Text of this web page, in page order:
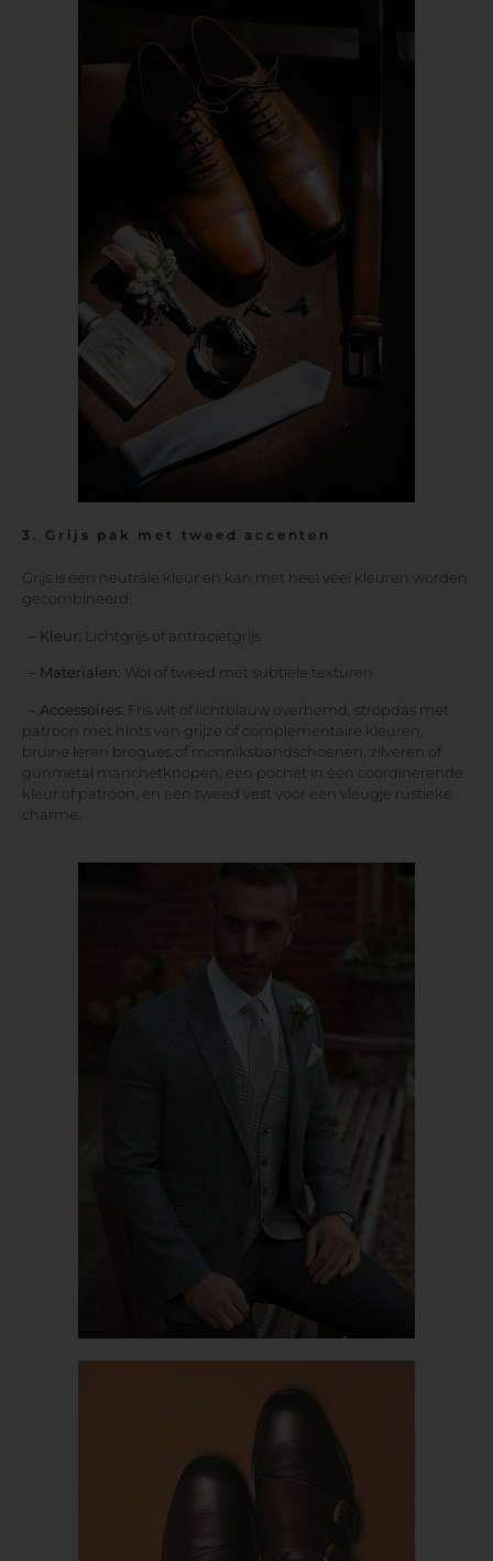
3. Grijs pak met tweed accenten
Grijs is een neutrale kleur en kan met heel veel kleuren worden
gecombineerd.
– Kleur: Lichtgrijs of antracietgrijs
– Materialen: Wol of tweed met subtiele texturen
– Accessoires: Fris wit of lichtblauw overhemd, stropdas met
patroon met hints van grijze of complementaire kleuren,
bruine leren brogues of monniksbandschoenen, zilveren of
gunmetal manchetknopen, een pochet in een coördinerende
kleur of patroon, en een tweed vest voor een vleugje rustieke
charme.